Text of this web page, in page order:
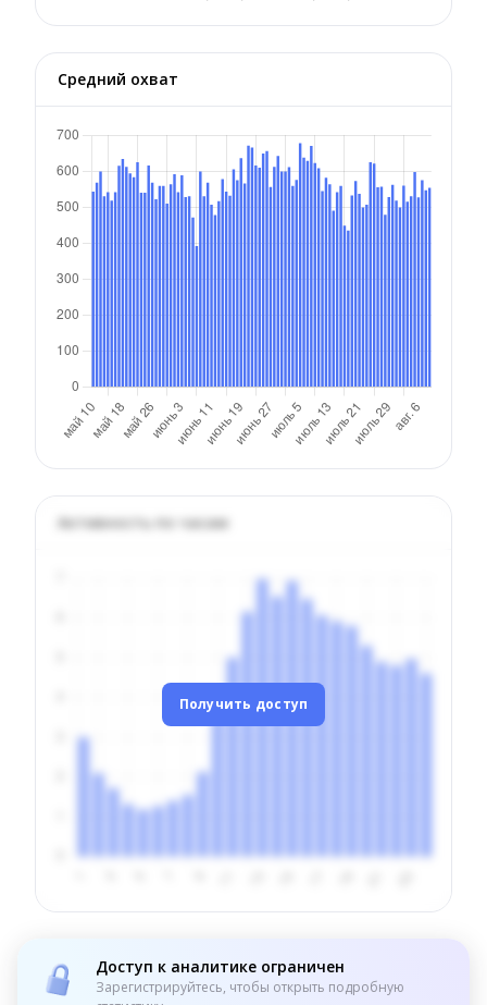
Средний охват
Активность по часам
Получить доступ
Доступ к аналитике ограничен
Зарегистрируйтесь, чтобы открыть подробную